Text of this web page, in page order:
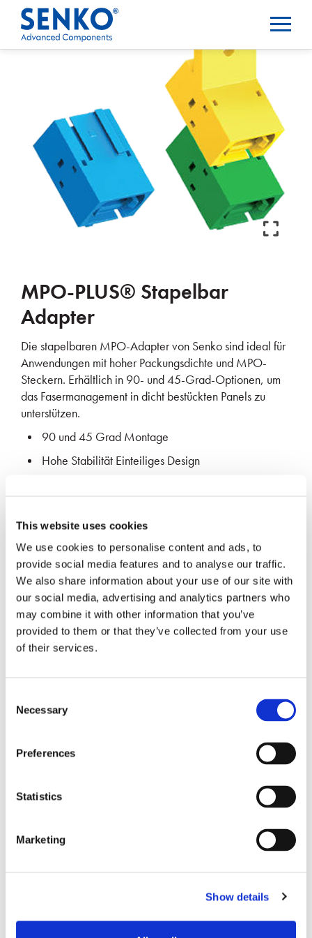
This website uses cookies
We use cookies to personalise content and ads, to
provide social media features and to analyse our traffic.
We also share information about your use of our site with
our social media, advertising and analytics partners who
may combine it with other information that you’ve
provided to them or that they’ve collected from your use
of their services.
Selection
Necessary
Preferences
Statistics
Marketing
Show details
MPO-PLUS® Stapelbar
Adapter
Die stapelbaren MPO-Adapter von Senko sind ideal für
Anwendungen mit hoher Packungsdichte und MPO-
Steckern. Erhältlich in 90- und 45-Grad-Optionen, um
das Fasermanagement in dicht bestückten Panels zu
unterstützen.
90 und 45 Grad Montage
Hohe Stabilität Einteiliges Design
Anwendungen
MEHR INFORMATIONEN
ANFORDERN
Betriebstemperatur